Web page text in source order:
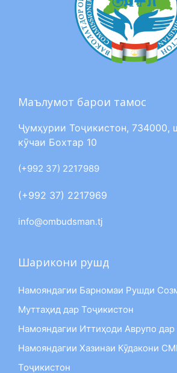
Маълумот барои тамос
Ҷумҳурии Тоҷикистон, 734000,
кӯчаи Бохтар 10
(+992 37) 2217989
(+992 37) 2217969
info@ombudsman.tj
Шарикони рушд
Намояндагии Барномаи Рушди
Муттаҳид дар Тоҷикистон
Намояндагии Иттиҳоди Аврупо дар
Намояндагии Хазинаи Кӯдакони
Тоҷикистон